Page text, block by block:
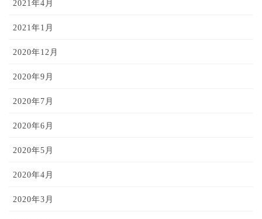
2021年4月
2021年1月
2020年12月
2020年9月
2020年7月
2020年6月
2020年5月
2020年4月
2020年3月